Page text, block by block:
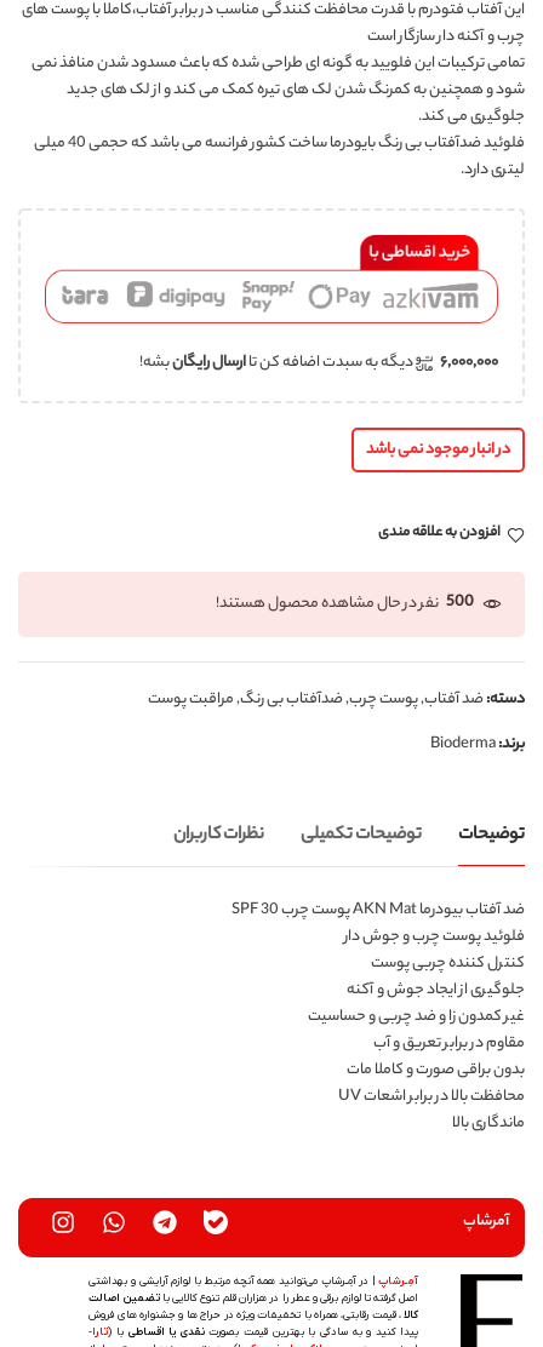
این آفتاب فتودرم با قدرت محافظت کنندگی مناسب در برابر آفتاب،کاملا با پوست های
چرب و آکنه دار سازگار است
تمامی ترکیبات این فلویید به گونه ای طراحی شده که باعث مسدود شدن منافذ نمی
شود و همچنین به کمرنگ شدن لک های تیره کمک می کند و از لک های جدید
جلوگیری می کند.
فلوئید ضدآفتاب بی رنگ بایودرما ساخت کشور فرانسه می باشد که حجمی 40 میلی
لیتری دارد.
۶,۰۰۰,۰۰۰ دیگه به سبدت اضافه کن تاارسال رایگانبشه!
در انبار موجود نمی باشد
افزودن به علاقه مندی
500 نفر در حال مشاهده محصول هستند!
دسته:ضد آفتاب,پوست چرب,ضدآفتاب بی رنگ,مراقبت پوست
برند:Bioderma
توضیحات توضیحات تکمیلی نظرات کاربران
ضد آفتاب بیودرما AKN Mat پوست چرب SPF 30
فلوئید پوست چرب و جوش دار
کنترل کننده چربی پوست
جلوگیری از ایجاد جوش و آکنه
غیر کمدون زا و ضد چربی و حساسیت
مقاوم در برابر تعریق و آب
بدون براقی صورت و کاملا مات
محافظت بالا در برابر اشعات UV
ماندگاری بالا
آمرشاپ
آمِـرشاپ| در آمِـرشاپ می‌توانید همه آنچه مرتبط با لوازم آرایشی و بهداشتی
اصل گرفته تا لوازم برقی و عطر را در هزاران قلم تنوع کالایی باتضمین اصالت
کالا، قیمت رقابتی، همراه با تخفیفات ویژه در حراج ها و جشنواره های فروش
پیدا کنید و به سادگی با بهترین قیمت بصورتنقدی یا اقساطی با (تارا-